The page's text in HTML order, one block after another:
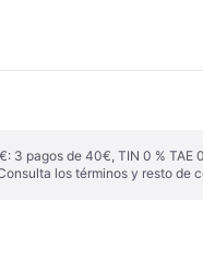
pagos de 40€, TIN 0 %
los términos y resto de